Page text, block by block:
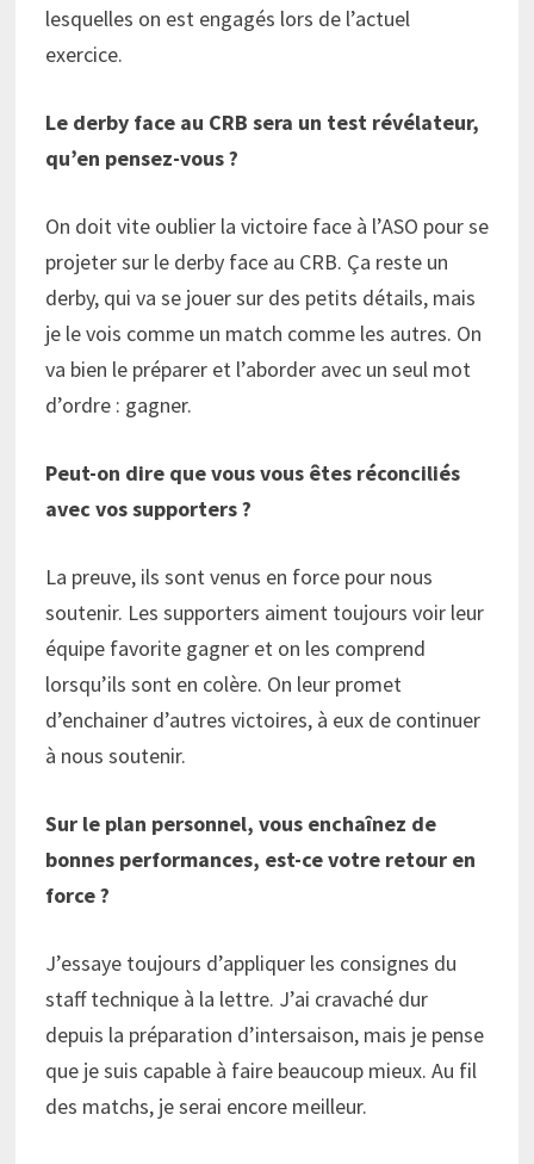
lesquelles on est engagés lors de l’actuel
exercice.
Le derby face au CRB sera un test révélateur,
qu’en pensez-vous ?
On doit vite oublier la victoire face à l’ASO pour se
projeter sur le derby face au CRB. Ça reste un
derby, qui va se jouer sur des petits détails, mais
je le vois comme un match comme les autres. On
va bien le préparer et l’aborder avec un seul mot
d’ordre : gagner.
Peut-on dire que vous vous êtes réconciliés
avec vos supporters ?
La preuve, ils sont venus en force pour nous
soutenir. Les supporters aiment toujours voir leur
équipe favorite gagner et on les comprend
lorsqu’ils sont en colère. On leur promet
d’enchainer d’autres victoires, à eux de continuer
à nous soutenir.
Sur le plan personnel, vous enchaînez de
bonnes performances, est-ce votre retour en
force ?
J’essaye toujours d’appliquer les consignes du
staff technique à la lettre. J’ai cravaché dur
depuis la préparation d’intersaison, mais je pense
que je suis capable à faire beaucoup mieux. Au fil
des matchs, je serai encore meilleur.